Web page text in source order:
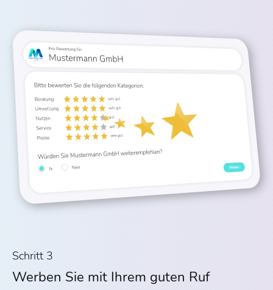
Schritt 3
Werben Sie mit Ihrem guten Ruf